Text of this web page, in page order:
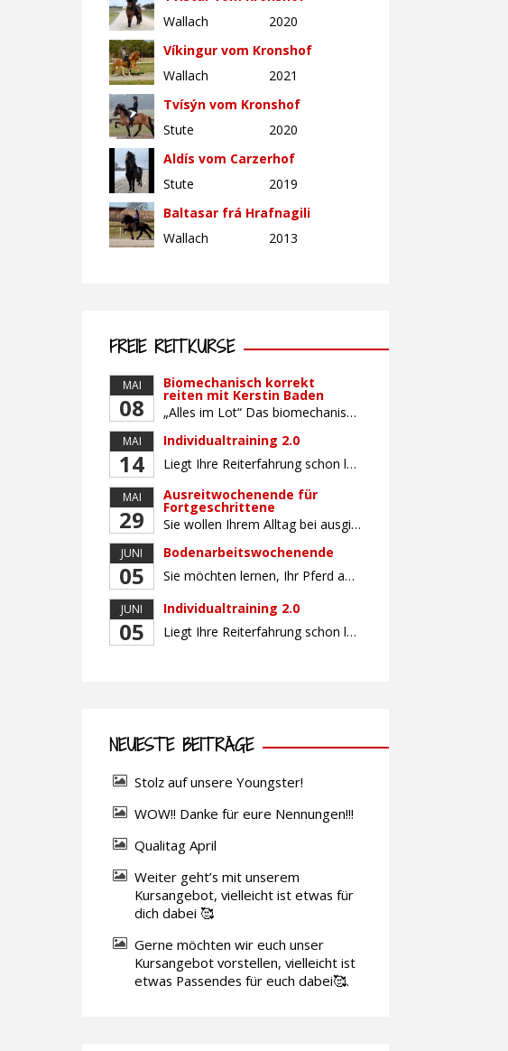
Wallach
2020
Víkingur vom Kronshof
Wallach
2021
Tvísýn vom Kronshof
Stute
2020
Aldís vom Carzerhof
Stute
2019
Baltasar frá Hrafnagili
Wallach
2013
FREIE REITKURSE
MAI
08
Biomechanisch korrekt
reiten mit Kerstin Baden
„Alles im Lot“ Das biomechanisch korrekte Reiten vereint viele wichtige Erkenntnisse der Reitkunst und der Physiologie von Pferd und Reiter miteinander. Ziel ist die größtmögliche Symmetrie des Reiters, denn erst wenn „alles im Lot“ ist, kann das Pferd den Reiter ausbalanciert und losgelassen tragen. Dafür muss der Reiter lernen, die Reaktionen seines Pferdes auf seinen […]
MAI
14
Individualtraining 2.0
Liegt Ihre Reiterfahrung schon länger zurück oder fühlen Sie sich noch nicht richtig fit? Oder sind Sie bereits ein sicherer Reiter und freuen sich auf weiterführenden Unterricht? Training für Reiter:innen mit unterschiedlicher Reiterfahrung, auf die Wünsche und Kenntnisse des Einzelnen abgestimmt. Ein abwechslungsreiches Programm mit individuellem Reitunterricht mit unterschiedlichen Schwerpunkten und für Fortgeschrittene auch mit […]
MAI
29
Ausreitwochenende für
Fortgeschrittene
Sie wollen Ihrem Alltag bei ausgiebigen Ritten durch unser wunderschönes Gelände entfliehen? Dann ist das Ausreitwochenende genau das Richtige. Geübte und sichere Reiter und Reiterinnen genießen die herrliche Natur unter erfahrener Rittführung. Teilnahme mit Leih- oder eigenem Pferd möglich. Mindestteilnehmerzahl: 5 Personen
JUNI
05
Bodenarbeitswochenende
Sie möchten lernen, Ihr Pferd am Boden gezielt zu gymnastizieren und durch feine Kommunikation zu führen? Dieser Kurs vermittelt, wie gezieltes und korrektes Longieren zur gymnastizierenden Arbeit mit dem Pferd beitragen. Wir arbeiten mit Hilfe eines Kappzaums – ohne Ausbinder oder andere Hilfszügel. Im Mittelpunkt stehen feine Kommunikation, klare Körpersprache und präzise Hilfengebung mit dem […]
JUNI
05
Individualtraining 2.0
Liegt Ihre Reiterfahrung schon länger zurück oder fühlen Sie sich noch nicht richtig fit? Oder sind Sie bereits ein sicherer Reiter und freuen sich auf weiterführenden Unterricht? Training für Reiter:innen mit unterschiedlicher Reiterfahrung, auf die Wünsche und Kenntnisse des Einzelnen abgestimmt. Ein abwechslungsreiches Programm mit individuellem Reitunterricht und für Fortgeschrittene auch mit Gangtraining findet in […]
NEUESTE BEITRÄGE
Stolz auf unsere Youngster!
WOW!! Danke für eure Nennungen!!!
Qualitag April
Weiter geht’s mit unserem
Kursangebot, vielleicht ist etwas für
dich dabei 🥰
Gerne möchten wir euch unser
Kursangebot vorstellen, vielleicht ist
etwas Passendes für euch dabei🥰.